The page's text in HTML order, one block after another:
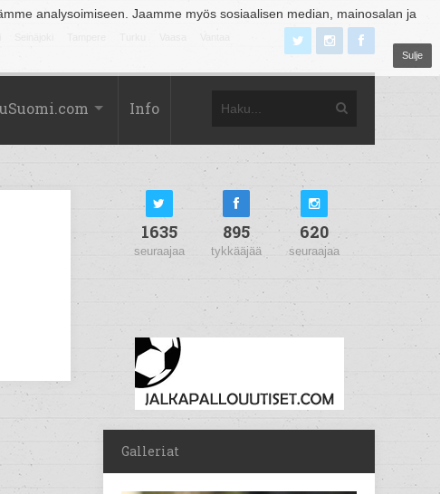
analysoimiseen. Jaamme myös sosiaalisen median, mainosalan ja
Sulje
Info
1635
seuraajaa
895
tykkääjää
620
seuraajaa
Galleriat